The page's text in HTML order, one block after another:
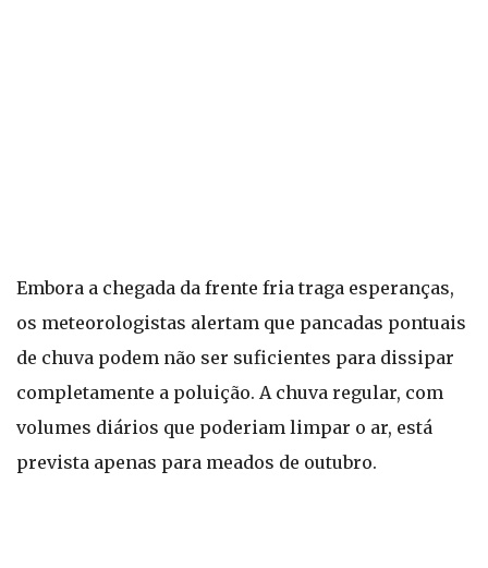
Embora a chegada da frente fria traga esperanças,
os meteorologistas alertam que pancadas pontuais
de chuva podem não ser suficientes para dissipar
completamente a poluição. A chuva regular, com
volumes diários que poderiam limpar o ar, está
prevista apenas para meados de outubro.